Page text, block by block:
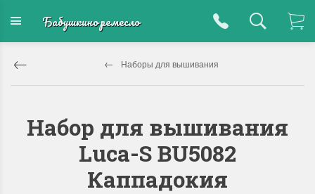
Бабушкино ремесло
Наборы для вышивания
Набор для вышивания
Luca-S BU5082
Каппадокия